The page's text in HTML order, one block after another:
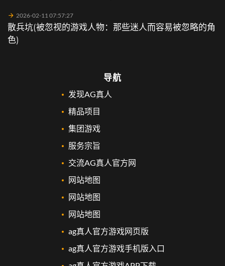
2026-02-11 07:57:27
散兵坑(被忽视的游戏人物：那些迷人而容易被忽略的角
色)
导航
发现AG真人
精品项目
集团游戏
服务宗旨
交流AG真人官方网
网站地图
网站地图
网站地图
ag真人官方游戏网页版
ag真人官方游戏手机版入口